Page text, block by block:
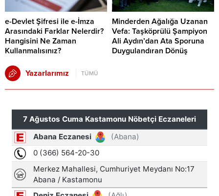
e-Devlet Şifresi ile e-İmza
Arasındaki Farklar Nelerdir?
Hangisini Ne Zaman
Kullanmalısınız?
Minderden Ağalığa Uzanan
Vefa: Taşköprülü Şampiyon
Ali Aydın’dan Ata Sporuna
Duygulandıran Dönüş
Yazarlarımız TÜMÜ